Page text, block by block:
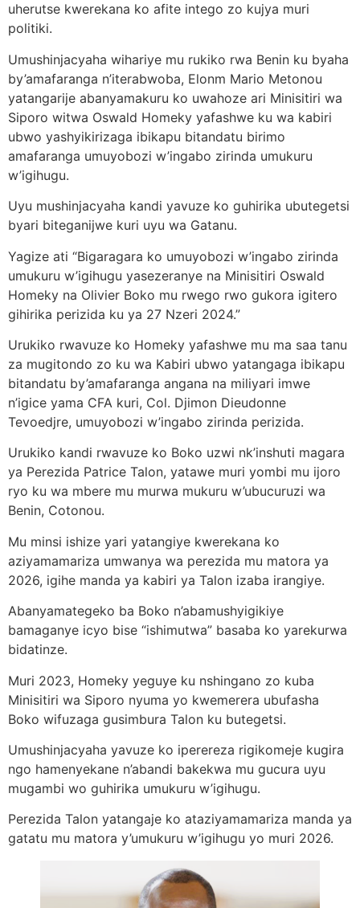
uherutse kwerekana ko afite intego zo kujya muri
politiki.
Umushinjacyaha wihariye mu rukiko rwa Benin ku byaha
by’amafaranga n’iterabwoba, Elonm Mario Metonou
yatangarije abanyamakuru ko uwahoze ari Minisitiri wa
Siporo witwa Oswald Homeky yafashwe ku wa kabiri
ubwo yashyikirizaga ibikapu bitandatu birimo
amafaranga umuyobozi w’ingabo zirinda umukuru
w’igihugu.
Uyu mushinjacyaha kandi yavuze ko guhirika ubutegetsi
byari biteganijwe kuri uyu wa Gatanu.
Yagize ati “Bigaragara ko umuyobozi w’ingabo zirinda
umukuru w’igihugu yasezeranye na Minisitiri Oswald
Homeky na Olivier Boko mu rwego rwo gukora igitero
gihirika perizida ku ya 27 Nzeri 2024.”
Urukiko rwavuze ko Homeky yafashwe mu ma saa tanu
za mugitondo zo ku wa Kabiri ubwo yatangaga ibikapu
bitandatu by’amafaranga angana na miliyari imwe
n’igice yama CFA kuri, Col. Djimon Dieudonne
Tevoedjre, umuyobozi w’ingabo zirinda perizida.
Urukiko kandi rwavuze ko Boko uzwi nk’inshuti magara
ya Perezida Patrice Talon, yatawe muri yombi mu ijoro
ryo ku wa mbere mu murwa mukuru w’ubucuruzi wa
Benin, Cotonou.
Mu minsi ishize yari yatangiye kwerekana ko
aziyamamariza umwanya wa perezida mu matora ya
2026, igihe manda ya kabiri ya Talon izaba irangiye.
Abanyamategeko ba Boko n’abamushyigikiye
bamaganye icyo bise “ishimutwa” basaba ko yarekurwa
bidatinze.
Muri 2023, Homeky yeguye ku nshingano zo kuba
Minisitiri wa Siporo nyuma yo kwemerera ubufasha
Boko wifuzaga gusimbura Talon ku butegetsi.
Umushinjacyaha yavuze ko iperereza rigikomeje kugira
ngo hamenyekane n’abandi bakekwa mu gucura uyu
mugambi wo guhirika umukuru w’igihugu.
Perezida Talon yatangaje ko ataziyamamariza manda ya
gatatu mu matora y’umukuru w’igihugu yo muri 2026.